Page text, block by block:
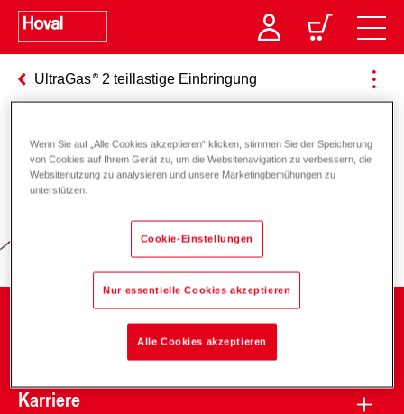
UltraGas 2 teillastige Einbringung
Verantwortung für Energie und
Karriere
Wenn Sie auf „Alle Cookies akzeptieren“ klicken, stimmen Sie der Speicherung
von Cookies auf Ihrem Gerät zu, um die Websitenavigation zu verbessern, die
Websitenutzung zu analysieren und unsere Marketingbemühungen zu
unterstützen.
Cookie-Einstellungen
Nur essentielle Cookies akzeptieren
Alle Cookies akzeptieren